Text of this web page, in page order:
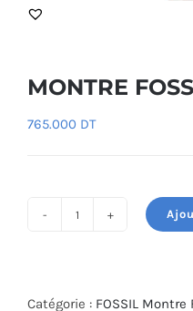
MONTRE
765.000 DT
FOSSIL
Catégorie : FOSSIL Montre